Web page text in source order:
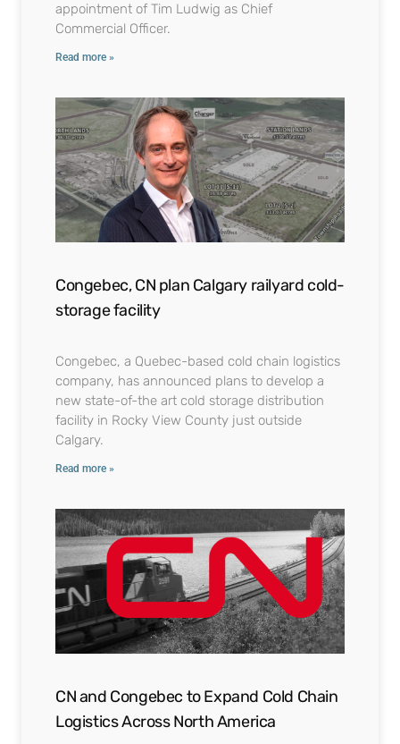
appointment of Tim Ludwig as Chief
Commercial Officer.
Read more »
Congebec, CN plan Calgary railyard cold-
storage facility
Congebec, a Quebec-based cold chain logistics
company, has announced plans to develop a
new state-of-the art cold storage distribution
facility in Rocky View County just outside
Calgary.
Read more »
CN and Congebec to Expand Cold Chain
Logistics Across North America